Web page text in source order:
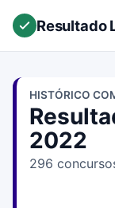
Resultado
HISTÓRICO
2022
296